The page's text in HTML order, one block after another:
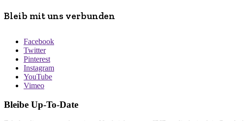
Bleib mit uns verbunden
Facebook
Twitter
Pinterest
Instagram
YouTube
Vimeo
Bleibe Up-To-Date